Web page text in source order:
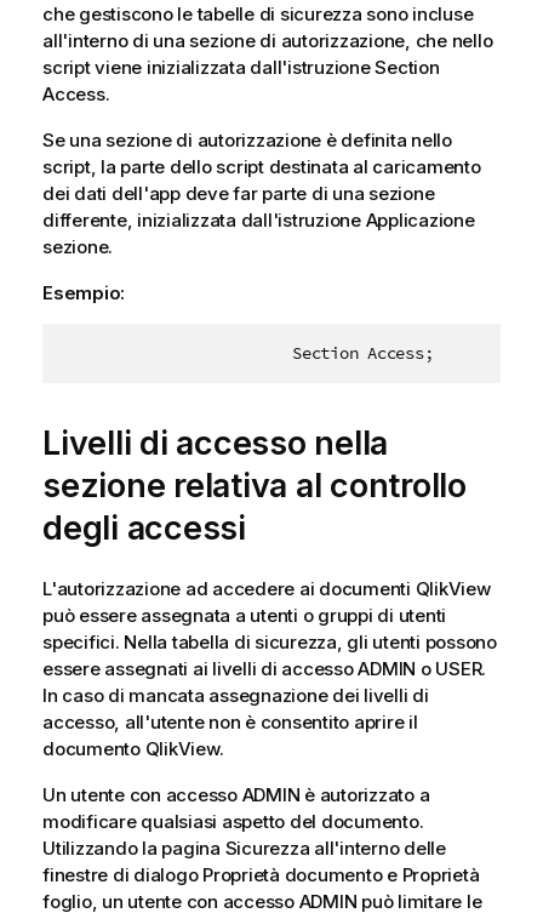
che gestiscono le tabelle di sicurezza sono incluse
all'interno di una sezione di autorizzazione, che nello
script viene inizializzata dall'istruzioneSection
Access.
Se una sezione di autorizzazione è definita nello
script, la parte dello script destinata al caricamento
dei dati dell'app deve far parte di una sezione
differente, inizializzata dall'istruzione Applicazione
sezione.
Esempio:
Livelli di accesso nella
sezione relativa al controllo
degli accessi
L'autorizzazione ad accedere ai documenti QlikView
può essere assegnata a utenti o gruppi di utenti
specifici. Nella tabella di sicurezza, gli utenti possono
essere assegnati ai livelli di accesso ADMIN o USER.
In caso di mancata assegnazione dei livelli di
accesso, all'utente non è consentito aprire il
documento QlikView.
Un utente con accesso ADMIN è autorizzato a
modificare qualsiasi aspetto del documento.
Utilizzando la pagina Sicurezza all'interno delle
finestre di dialogo Proprietà documentoe Proprietà
foglio, un utente con accesso ADMIN può limitare le